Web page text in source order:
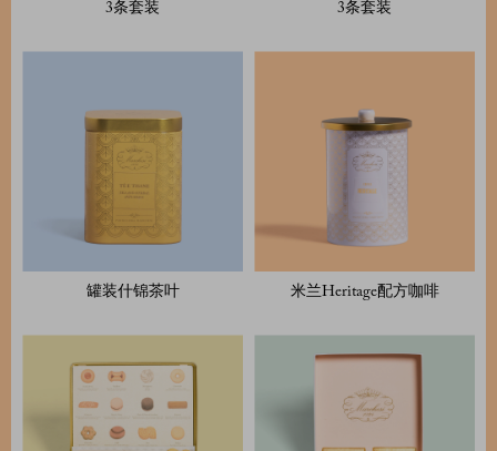
3条套装 3条套装
罐装什锦茶叶 米兰Heritage配方咖啡